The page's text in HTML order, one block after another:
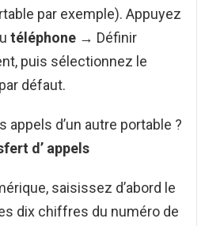
par exemple). Appuyez
téléphone → Définir
puis sélectionnez le
défaut.
d’un autre portable ?
d’ appels
saisissez d’abord le
dix chiffres du numéro de